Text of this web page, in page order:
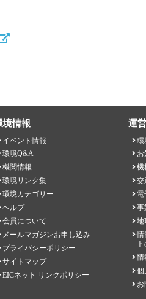
境情報
イベント情報
環境Q&A
機関情報
環境リンク集
環境カテゴリー
ヘルプ
会員について
メールマガジンお申し込み
プライバシーポリシー
サイトマップ
EICネット リンクポリシー
運
環
お
機
交
電
事
地
情
情
個
お